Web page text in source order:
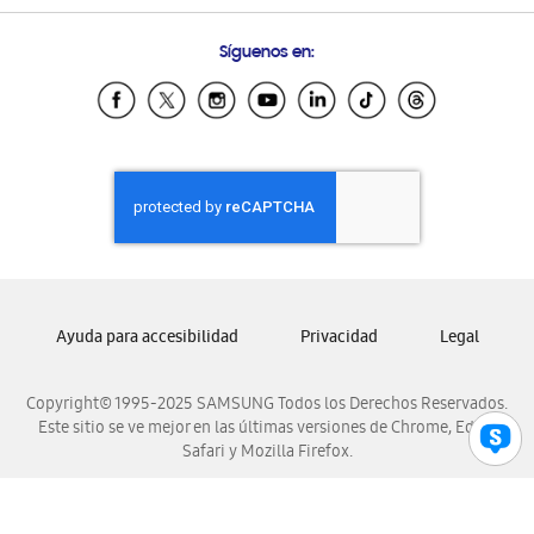
Samsung Ecuador
Samsung El Salvador
Samsung Honduras
Samsung Nicaragua
Samsung Panamá
Samsung Venezuela
Síguenos en:
Copyright© 1995-2025 SAMSUNG Todos los Derechos Reservados.
Este sitio se ve mejor en las últimas versiones de Chrome, Edge,
Safari y Mozilla Firefox.
Ayuda para accesibilidad Privacidad Legal